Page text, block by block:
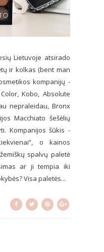
Lietuvoje atsirado
ir kolkas (bent man
kompanijų -
Kobo, Absolute
nepraleidau, Bronx
Macchiato šešėlių
Kompanijos šūkis -
o kainos
spalvų paletė
ar ji tempia iki
Visa paletės...